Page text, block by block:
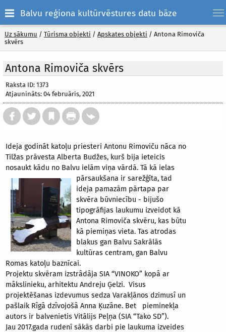
Balvu reģiona kultūrvēstures datu bāze
Uz sākumu / Tūrisma objekti / Apskates objekti / Antona Rimoviča
skvērs
Antona Rimoviča skvērs
Raksta ID: 1373
Atjaunināts: 04 februāris, 2021
Ideja godināt katoļu priesteri Antonu Rimoviču nāca no
Tilžas prāvesta Alberta Budžes, kurš bija ieteicis
nosaukt kādu no Balvu ielām viņa vārdā. Tā kā ielas
pārsaukšana ir sarežģīta, tad
ideja pamazām pārtapa par
skvēra būvniecību - bijušo
tipogrāfijas laukumu izveidot kā
Antona Rimoviča skvēru, kas būtu
kā piemiņas vieta. Tas atrodas
blakus gan Balvu Sakrālās
kultūras centram, gan Balvu
Romas katoļu baznīcai.
Projektu skvēram izstrâdâja SIA “VINOKO” kopâ ar
mâkslinieku, arhitektu Andreju Ģelzi. Visus
projektēšanas izdevumus sedza Varakļānos dzimusî un
pašlaik Rîgâ dzîvojošâ Anna Ķuzâne. Bet pieminekļa
autors ir balvenietis Vitālijs Peļņa (SIA “Tako SD”).
Jau 2017.gada rudenī sākās darbi pie laukuma izveides